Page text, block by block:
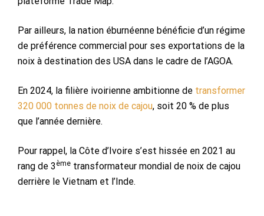
Par ailleurs, la nation éburnéenne bénéficie d’un régime
de préférence commercial pour ses exportations de la
noix à destination des USA dans le cadre de l’AGOA.
En 2024, la filière ivoirienne ambitionne de transformer
320 000 tonnes de noix de cajou, soit 20 % de plus
que l’année dernière.
Pour rappel, la Côte d’Ivoire s’est hissée en 2021 au
rang de 3 ème transformateur mondial de noix de cajou
derrière le Vietnam et l’Inde.